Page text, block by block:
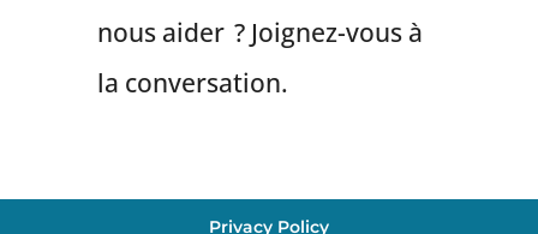
nous aider ? Joignez-vous à
la conversation.
Privacy Policy